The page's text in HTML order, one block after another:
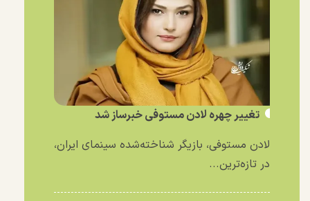
تغییر چهره لادن مستوفی خبرساز شد
لادن مستوفی، بازیگر شناخته‌شده سینمای ایران،
در تازه‌ترین...